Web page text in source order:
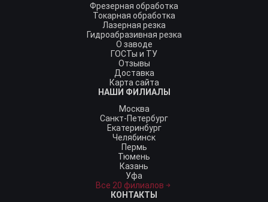
Фрезерная обработка
Токарная обработка
Лазерная резка
Гидроабразивная резка
О заводе
ГОСТы и ТУ
Отзывы
Доставка
Карта сайта
НАШИ ФИЛИАЛЫ
Москва
Санкт-Петербург
Екатеринбург
Челябинск
Пермь
Тюмень
Казань
Уфа
Все 20 филиалов
КОНТАКТЫ